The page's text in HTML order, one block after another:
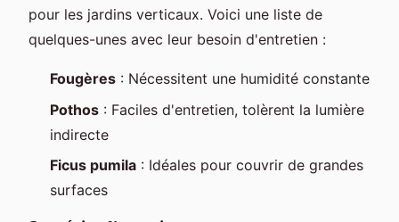
pour les jardins verticaux. Voici une liste de
quelques-unes avec leur besoin d'entretien :
Fougères : Nécessitent une humidité constante
Pothos : Faciles d'entretien, tolèrent la lumière
indirecte
Ficus pumila : Idéales pour couvrir de grandes
surfaces